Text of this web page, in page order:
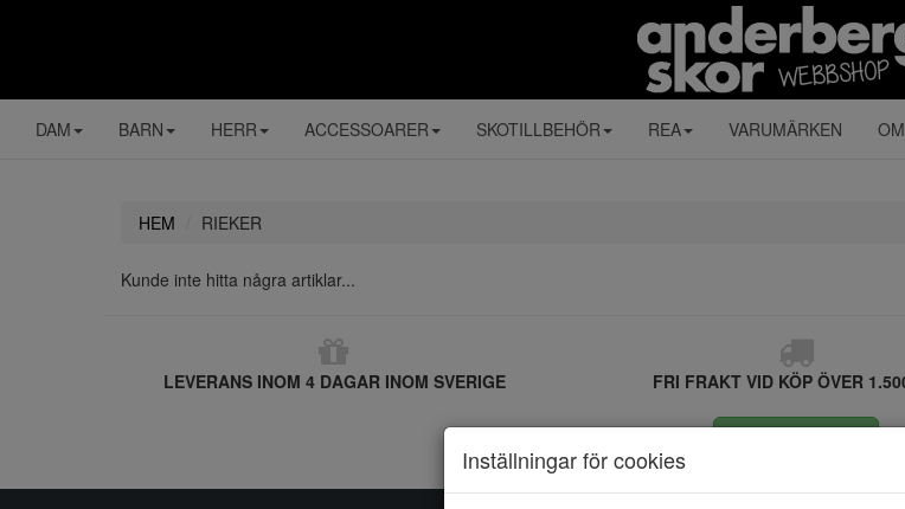
DAM BARN HERR ACCESSOARER SKOTILLBEHÖR REA VARUMÄRKEN
HEM RIEKER
Kunde inte hitta några artiklar...
LEVERANS INOM 4 DAGAR INOM SVERIGE FRI FRAKT VID KÖP ÖVER
Inställningar för cookies